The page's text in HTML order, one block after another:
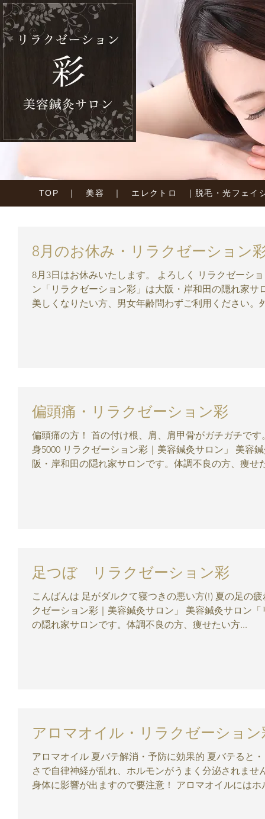
TOP ｜ 美容 ｜ エレクトロ ｜ 脱毛・光フェイ
8月のお休み・リラクゼーション
8月3日はお休みいたします。 よろしく リラクゼーション彩｜美容鍼灸サロン」 美容鍼灸サロ
ン「リラクゼーション彩」は大阪・岸和田の隠れ家
美しくなりたい方、男女年齢問わずご利用ください
偏頭痛・リラクゼーション彩
偏頭痛の方！ 首の付け根、肩、肩甲骨がガチガチです。 彩へお越しください♪ 鍼 １部1000 全
身5000 リラクゼーション彩｜美容鍼灸サロン」 美容鍼灸サロン「リラクゼーション彩」は大
阪・岸和田の隠れ家サロンです。体調不良の方、痩せ
足つぼ リラクゼーション彩
こんばんは 足がダルクて寝つきの悪い方(!) 夏の足の疲れに足つぼマッサージ 30分2000円 リラ
クゼーション彩｜美容鍼灸サロン」 美容鍼灸サロン「リラクゼーション彩」は大阪・岸和田
の隠れ家サロンです。体調不良の方、痩せたい方...
アロマオイル・リラクゼーション
アロマオイル 夏バテ解消・予防に効果的 夏バテると
さで自律神経が乱れ、ホルモンがうまく分泌されま
身体に影響が出ますので要注意！ アロマオイルには